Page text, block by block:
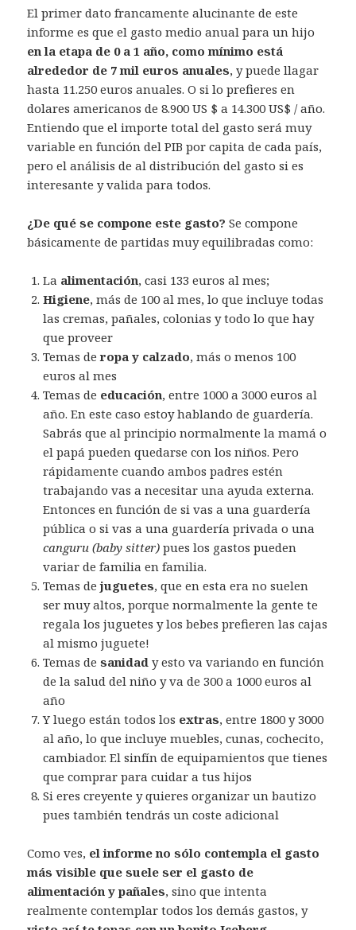
El primer dato francamente alucinante de este
informe es que el gasto medio anual para un hijo
en la etapa de 0 a 1 año, como mínimo está
alrededor de 7 mil euros anuales, y puede llagar
hasta 11.250 euros anuales. O si lo prefieres en
dolares americanos de 8.900 US $ a 14.300 US$ / año.
Entiendo que el importe total del gasto será muy
variable en función del PIB por capita de cada país,
pero el análisis de al distribución del gasto si es
interesante y valida para todos.
¿De qué se compone este gasto?Se compone
básicamente de partidas muy equilibradas como:
La alimentación, casi 133 euros al mes;
Higiene, más de 100 al mes, lo que incluye todas
las cremas, pañales, colonias y todo lo que hay
que proveer
Temas deropa y calzado, más o menos 100
euros al mes
Temas de educación, entre 1000 a 3000 euros al
año. En este caso estoy hablando de guardería.
Sabrás que al principio normalmente la mamá o
el papá pueden quedarse con los niños. Pero
rápidamente cuando ambos padres estén
trabajando vas a necesitar una ayuda externa.
Entonces en función de si vas a una guardería
pública o si vas a una guardería privada o una
canguru (baby sitter) pues los gastos pueden
variar de familia en familia.
Temas dejuguetes, que en esta era no suelen
ser muy altos, porque normalmente la gente te
regala los juguetes y los bebes prefieren las cajas
al mismo juguete!
Temas desanidad y esto va variando en función
de la salud del niño y va de 300 a 1000 euros al
año
Y luego están todos los extras, entre 1800 y 3000
al año, lo que incluye muebles, cunas, cochecito,
cambiador. El sinfín de equipamientos que tienes
que comprar para cuidar a tus hijos
Si eres creyente y quieres organizar un bautizo
pues también tendrás un coste adicional
Como ves, el informe no sólo contempla el gasto
más visible que suele ser el gasto de
alimentación y pañales, sino que intenta
realmente contemplar todos los demás gastos, y